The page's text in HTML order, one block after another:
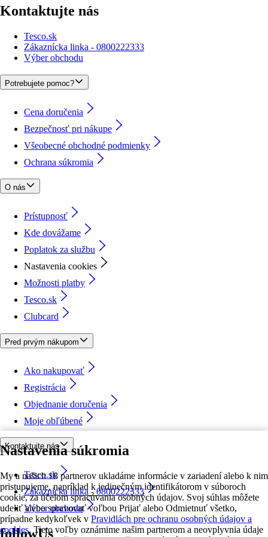
Nastavenia súkromia
My a našich 18 partnerov ukladáme informácie v zariadení alebo k nim
pristupujeme, napríklad k jedinečným identifikátorom v súboroch
cookie, za účelom spracúvania osobných údajov. Svoj súhlas môžete
udeliť alebo spravovať voľbou Prijať alebo Odmietnuť všetko,
prípadne kedykoľvek v Pravidlách pre ochranu osobných údajov a
cookies. Tieto voľby oznámime našim partnerom a neovplyvnia údaje
Kontaktujte nás
Tesco.sk
Zákaznícka linka - 0800222333
Výber obchodu
Potrebujete pomoc?
Cena doručenia
Bezpečnosť pri nákupe
Všeobecné obchodné podmienky
Ochrana súkromia
O nás
Prístupnosť
Kde dovážame
Poplatok za službu
Nastavenia cookies
Možnosti platby
Tesco.sk
Clubcard
Pred prvým nákupom
Ako nakupovať
Registrácia
Objednanie doručenia
Moje obľúbené
Kontaktujte nás
Tesco.sk
Zákaznícka linka - 0800222333
Výber obchodu
followUs